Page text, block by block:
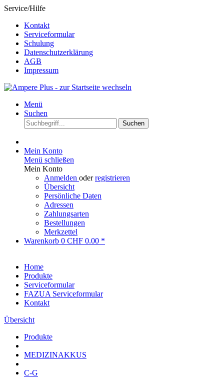
Service/Hilfe
Kontakt
Serviceformular
Schulung
Datenschutzerklärung
AGB
Impressum
Menü
Suchen
Suchen
Mein Konto
Menü schließen
Mein Konto
Anmelden oderregistrieren
Übersicht
Persönliche Daten
Adressen
Zahlungsarten
Bestellungen
Merkzettel
Warenkorb 0 CHF 0.00 *
Home
Produkte
Serviceformular
FAZUA Serviceformular
Kontakt
Übersicht
Produkte
MEDIZINAKKUS
C-G